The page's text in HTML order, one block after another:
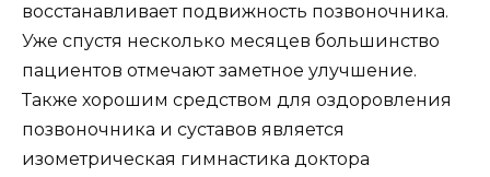
восстанавливает подвижность позвоночника.
Уже спустя несколько месяцев большинство
пациентов отмечают заметное улучшение.
Также хорошим средством для оздоровления
позвоночника и суставов является
изометрическая гимнастика доктора